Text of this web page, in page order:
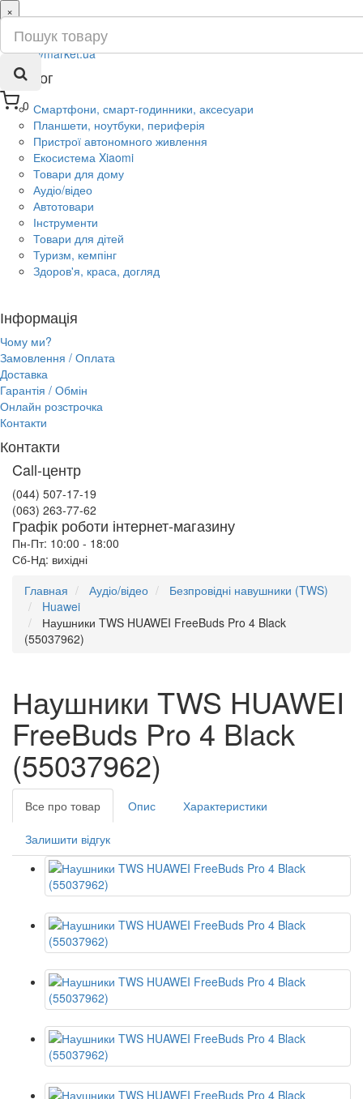
0
×
ru
ua
Каталог
Смартфони, смарт-годинники, аксесуари
Планшети, ноутбуки, периферія
Пристрої автономного живлення
Екосистема Xiaomi
Товари для дому
Аудіо/відео
Автотовари
Інструменти
Товари для дітей
Туризм, кемпінг
Здоров'я, краса, догляд
Інформація
Чому ми?
Замовлення / Оплата
Доставка
Гарантія / Обмін
Онлайн розстрочка
Контакти
Контакти
Call-центр
(044) 507-17-19
(063) 263-77-62
Графік роботи інтернет-магазину
Пн-Пт: 10:00 - 18:00
Сб-Нд: вихідні
Главная
Аудіо/відео
Безпровідні навушники (TWS)
Huawei
Наушники TWS HUAWEI FreeBuds Pro 4 Black
(55037962)
Наушники TWS HUAWEI
FreeBuds Pro 4 Black
(55037962)
Все про товар Опис Характеристики
Залишити відгук